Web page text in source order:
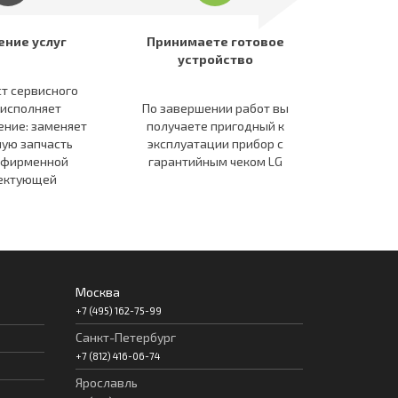
услуг
сервисного
заменяет
запчасть
Принимаете готовое
устройство
По завершении работ вы
получаете пригодный к
эксплуатации прибор c
гарантийным чеком LG
Москва
+7 (495) 162-75-99
Санкт-Петербург
+7 (812) 416-06-74
Ярославль